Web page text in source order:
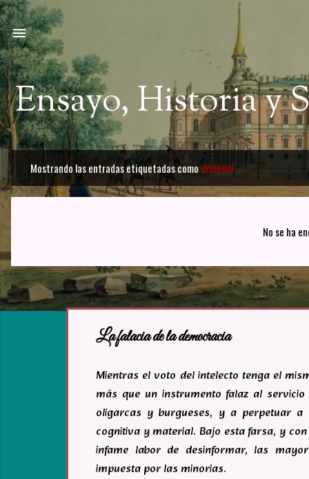
Ensayo, Historia y
n
a
d
a
Mostrando las entradas etiquetadas comocriminal
No se ha
La falacia de la democracia
Mientras el voto del intelecto tenga el
más que un instrumento falaz al
oligarcas y burgueses, y a perpetuar
cognitiva y material. Bajo esta farsa, y
infame labor de desinformar, las
impuesta por las minorias.